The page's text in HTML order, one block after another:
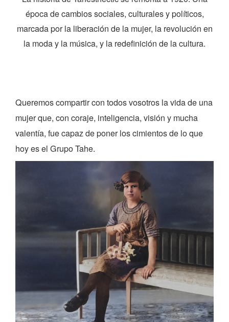
época de cambios sociales, culturales y políticos,
marcada por la liberación de la mujer, la revolución en
la moda y la música, y la redefinición de la cultura.
Queremos compartir con todos vosotros la vida de una
mujer que, con coraje, inteligencia, visión y mucha
valentía, fue capaz de poner los cimientos de lo que
hoy es el Grupo Tahe.